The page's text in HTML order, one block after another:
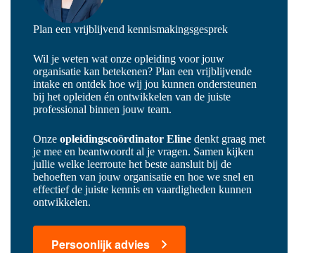
Plan een vrijblijvend kennismakingsgesprek
Wil je weten wat onze opleiding voor jouw
organisatie kan betekenen? Plan een vrijblijvende
intake en ontdek hoe wij jou kunnen ondersteunen
bij het opleiden én ontwikkelen van de juiste
professional binnen jouw team.
Onze opleidingscoördinator Elinedenkt graag met
je mee en beantwoordt al je vragen. Samen kijken
jullie welke leerroute het beste aansluit bij de
behoeften van jouw organisatie en hoe we snel en
effectief de juiste kennis en vaardigheden kunnen
ontwikkelen.
Persoonlijk advies